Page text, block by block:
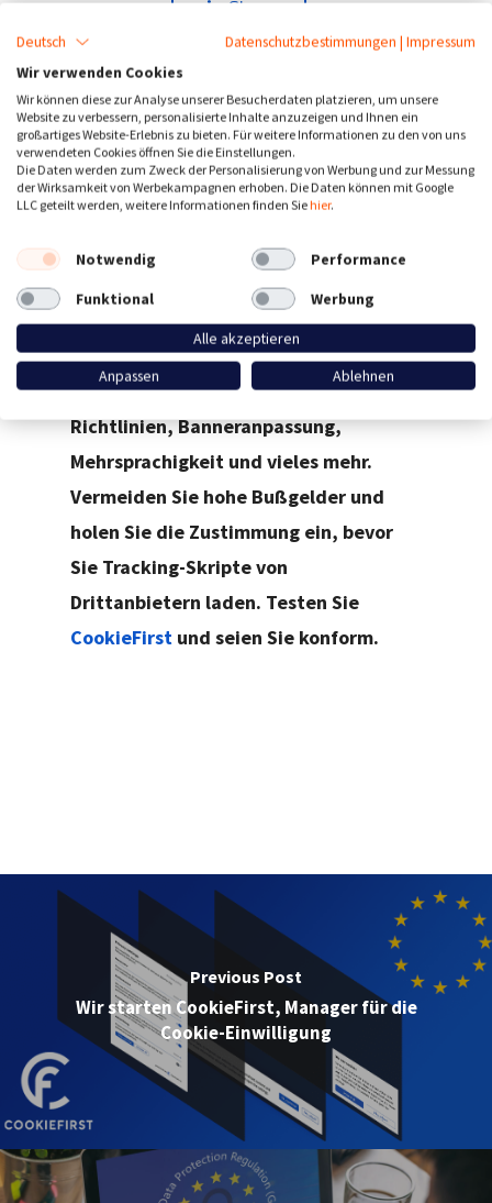
Share
CookieFirst zielt darauf ab, die
Einhaltung von ePrivacy und GDPR
einfach und schnell umzusetzen. Die
CookieFirst-Plattform umfasst
Skriptmanagement von
Einwilligungsmanagement,
Statistiken, regelmäßige Cookie-
Scans, automatisierte Cookie-
Richtlinien, Banneranpassung,
Mehrsprachigkeit und vieles mehr.
Vermeiden Sie hohe Bußgelder und
holen Sie die Zustimmung ein, bevor
Sie Tracking-Skripte von
Drittanbietern laden. Testen Sie
CookieFirst und seien Sie konform.
Previous Post
Wir starten CookieFirst, Manager für die
Cookie-Einwilligung
Deutsch Datenschutzbestimmungen | Impressum
Wir verwenden Cookies
Wir können diese zur Analyse unserer Besucherdaten platzieren, um unsere
Website zu verbessern, personalisierte Inhalte anzuzeigen und Ihnen ein
großartiges Website-Erlebnis zu bieten. Für weitere Informationen zu den von uns
verwendeten Cookies öffnen Sie die Einstellungen.
Die Daten werden zum Zweck der Personalisierung von Werbung und zur Messung
der Wirksamkeit von Werbekampagnen erhoben. Die Daten können mit Google
LLC geteilt werden, weitere Informationen finden Siehier.
Notwendig
Performance
Funktional
Werbung
Alle akzeptieren
Anpassen
Ablehnen